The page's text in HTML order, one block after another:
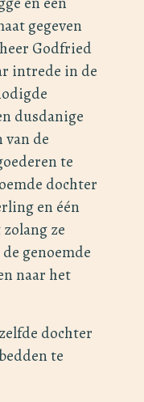
gegeven
Godfried
intrede in de
dusdanige
de
te
dochter
en één
ze
genoemde
naar het
dochter
te